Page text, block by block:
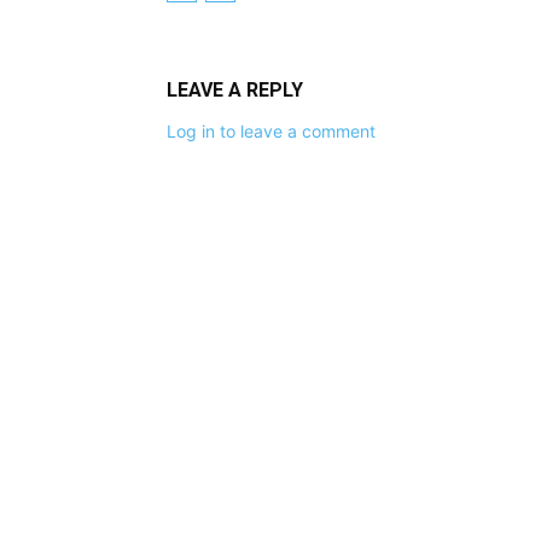
LEAVE A REPLY
Log in to leave a comment